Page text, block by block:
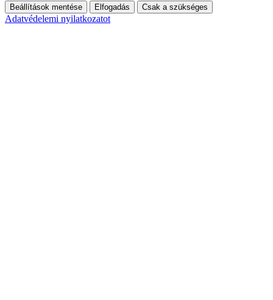
Beállítások mentése Elfogadás Csak a szükséges
Adatvédelemi nyilatkozatot